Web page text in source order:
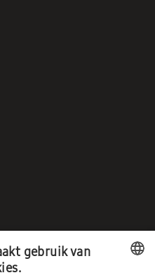
gebruik van